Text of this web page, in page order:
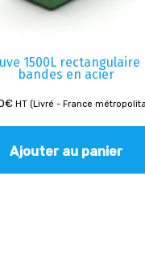
1500L rectangulaire
bandes en acier
€ HT (Livré - France
Ajouter au panier